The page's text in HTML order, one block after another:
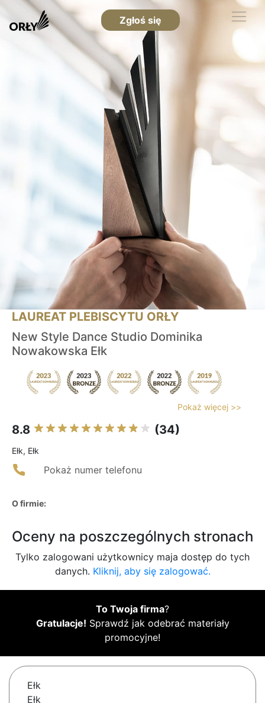
Zgłoś się
LAUREAT PLEBISCYTU ORŁY
New Style Dance Studio Dominika
Nowakowska Ełk
Pokaż więcej >>
8.8 (34)
Ełk, Ełk
Pokaż numer telefonu
O firmie:
Oceny na poszczególnych stronach
Tylko zalogowani użytkownicy maja dostęp do tych
danych. Kliknij, aby się zalogować.
To Twoja firma?
Gratulacje! Sprawdź jak odebrać materiały
promocyjne!
Ełk
Ełk